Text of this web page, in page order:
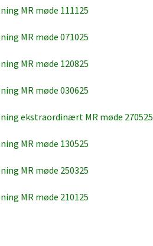
MR møde 111125
MR møde 071025
MR møde 120825
MR møde 030625
ekstraordinært MR møde 270525
MR møde 130525
MR møde 250325
MR møde 210125